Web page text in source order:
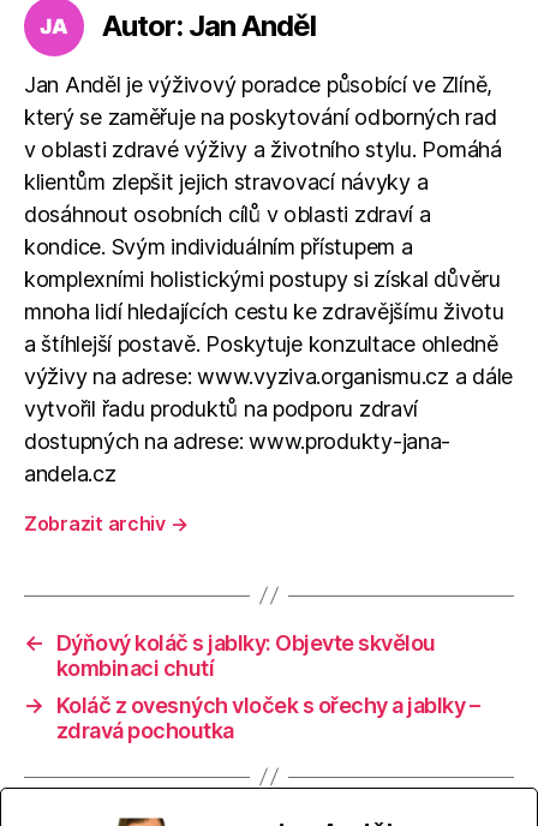
Autor: Jan Anděl
Jan Anděl je výživový poradce působící ve Zlíně,
který se zaměřuje na poskytování odborných rad
v oblasti zdravé výživy a životního stylu. Pomáhá
klientům zlepšit jejich stravovací návyky a
dosáhnout osobních cílů v oblasti zdraví a
kondice. Svým individuálním přístupem a
komplexními holistickými postupy si získal důvěru
mnoha lidí hledajících cestu ke zdravějšímu životu
a štíhlejší postavě. Poskytuje konzultace ohledně
výživy na adrese: www.vyziva.organismu.cz a dále
vytvořil řadu produktů na podporu zdraví
dostupných na adrese: www.produkty-jana-
andela.cz
Zobrazit archiv →
←
Dýňový koláč s jablky: Objevte skvělou
kombinaci chutí
→
Koláč z ovesných vloček s ořechy a jablky –
zdravá pochoutka